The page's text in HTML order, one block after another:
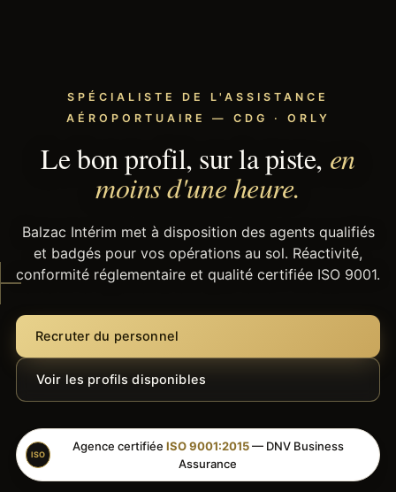
SPÉCIALISTE DE L'ASSISTANCE
AÉROPORTUAIRE — CDG · ORLY
Le bon profil, sur la piste, en
moins d'une heure.
Balzac Intérim met à disposition des agents qualifiés
et badgés pour vos opérations au sol. Réactivité,
conformité réglementaire et qualité certifiée ISO 9001.
Recruter du personnel
Voir les profils disponibles
ISO
Agence certifiée ISO 9001:2015— DNV Business
Assurance